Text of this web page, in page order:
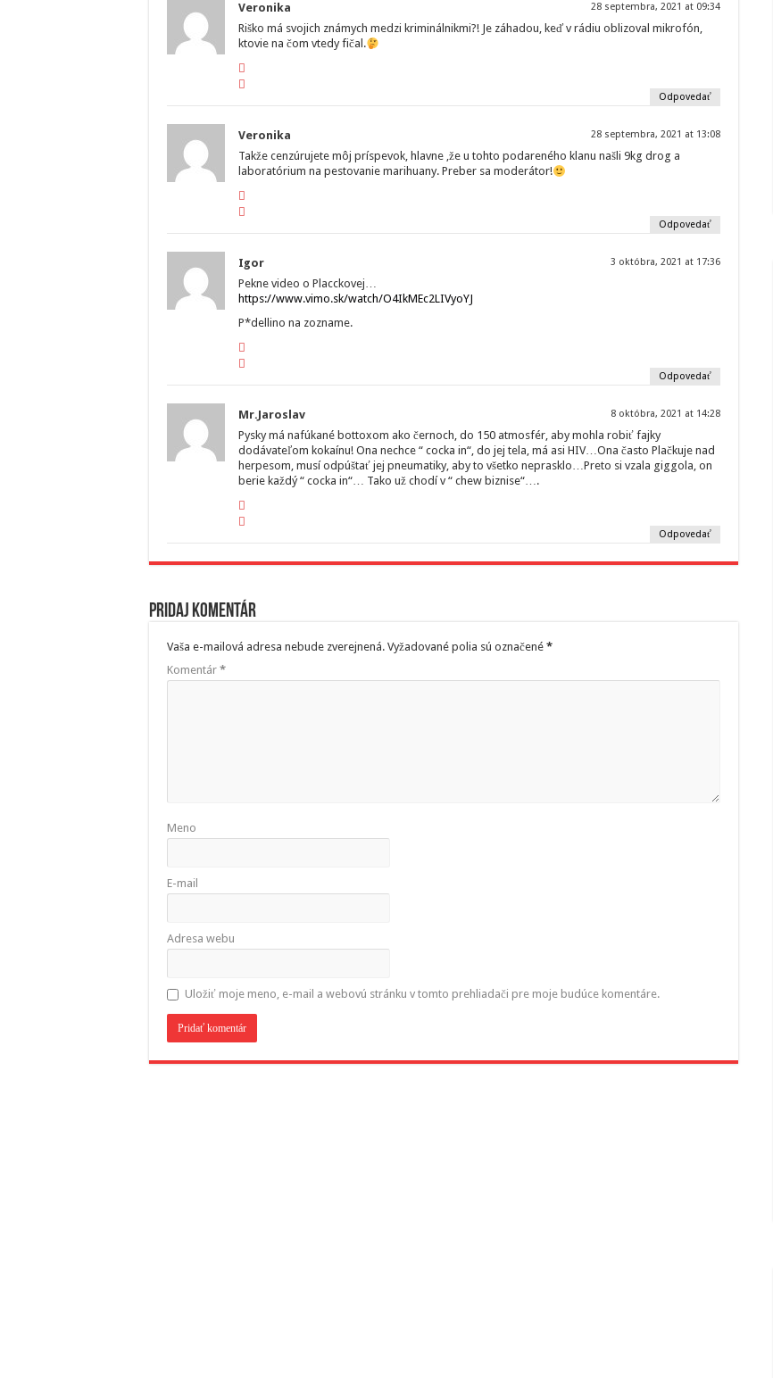
Veronika 28 septembra, 2021 at 09:34
Riško má svojich známych medzi kriminálnikmi?! Je záhadou, keď v rádiu oblizoval mikrofón,
ktovie na čom vtedy fičal.
Odpovedať
Veronika 28 septembra, 2021 at 13:08
Takže cenzúrujete môj príspevok, hlavne ,že u tohto podareného klanu našli 9kg drog a
laboratórium na pestovanie marihuany. Preber sa moderátor!
Odpovedať
Igor 3 októbra, 2021 at 17:36
Pekne video o Placckovej…
https://www.vimo.sk/watch/O4IkMEc2LIVyoYJ
P*dellino na zozname.
Odpovedať
Mr.Jaroslav 8 októbra, 2021 at 14:28
Pysky má nafúkané bottoxom ako černoch, do 150 atmosfér, aby mohla robiť fajky
dodávateľom kokaínu! Ona nechce “ cocka in“, do jej tela, má asi HIV…Ona často Plačkuje nad
herpesom, musí odpúštať jej pneumatiky, aby to všetko neprasklo…Preto si vzala giggola, on
berie každý “ cocka in“… Tako už chodí v “ chew biznise“….
Odpovedať
Pridaj komentár
Vaša e-mailová adresa nebude zverejnená. Vyžadované polia sú označené *
Komentár *
Meno
E-mail
Adresa webu
Uložiť moje meno, e-mail a webovú stránku v tomto prehliadači pre moje budúce komentáre.